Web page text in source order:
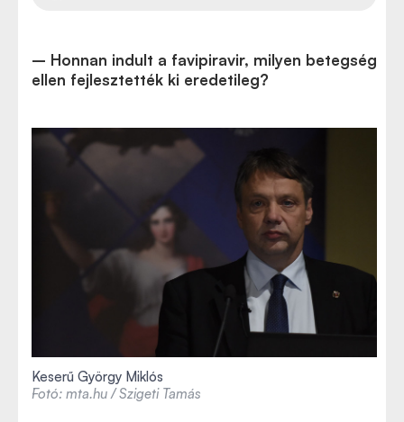
– Honnan indult a favipiravir, milyen betegség
ellen fejlesztették ki eredetileg?
Keserű György Miklós
Fotó: mta.hu / Szigeti Tamás